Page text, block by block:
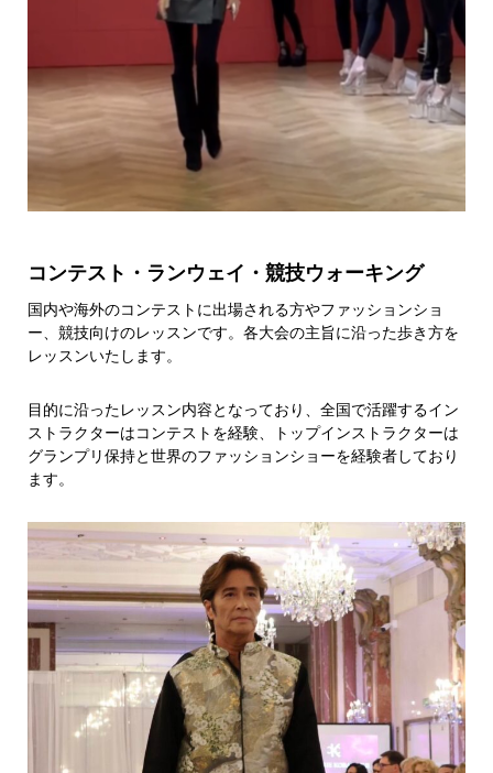
コンテスト・ランウェイ・競技ウォーキング
国内や海外のコンテストに出場される方やファッションショ
ー、競技向けのレッスンです。各大会の主旨に沿った歩き方を
レッスンいたします。
目的に沿ったレッスン内容となっており、全国で活躍するイン
ストラクターはコンテストを経験、トップインストラクターは
グランプリ保持と世界のファッションショーを経験者しており
ます。